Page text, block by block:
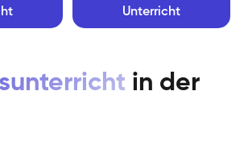
Unterricht
in der